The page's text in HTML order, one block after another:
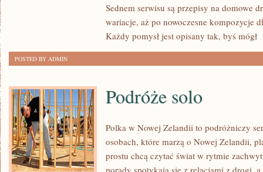
BROWARNICTWO
Sednem serwisu są przepisy na domowe
wariacje, aż po nowoczesne kompozycje
Każdy pomysł jest opisany tak, byś mógł
POSTED BY ADMIN
Podróże solo
Polka w Nowej Zelandii to podróżniczy
osobach, które marzą o Nowej Zelandii,
prostu chcą czytać świat w rytmie
porady spotykają się z relacjami z drogi,